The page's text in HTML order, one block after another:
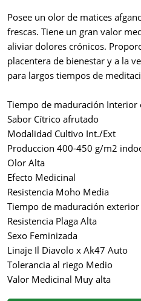
Posee un olor de matices
frescas. Tiene un gran valor
aliviar dolores crónicos.
placentera de bienestar y a la
para largos tiempos de
Tiempo de maduración Interior
Sabor Cítrico afrutado
Modalidad Cultivo Int./Ext
Produccion 400-450 g/m2
Olor Alta
Efecto Medicinal
Resistencia Moho Media
Tiempo de maduración
Resistencia Plaga Alta
Sexo Feminizada
Linaje Il Diavolo x Ak47 Auto
Tolerancia al riego Medio
Valor Medicinal Muy alta